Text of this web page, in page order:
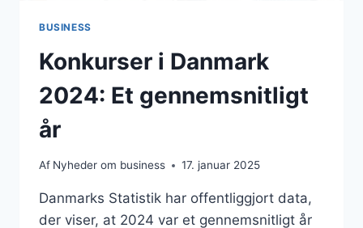
BUSINESS
Konkurser i Danmark
2024: Et gennemsnitligt
år
Af Nyheder om business 17. januar 2025
Danmarks Statistik har offentliggjort data,
der viser, at 2024 var et gennemsnitligt år